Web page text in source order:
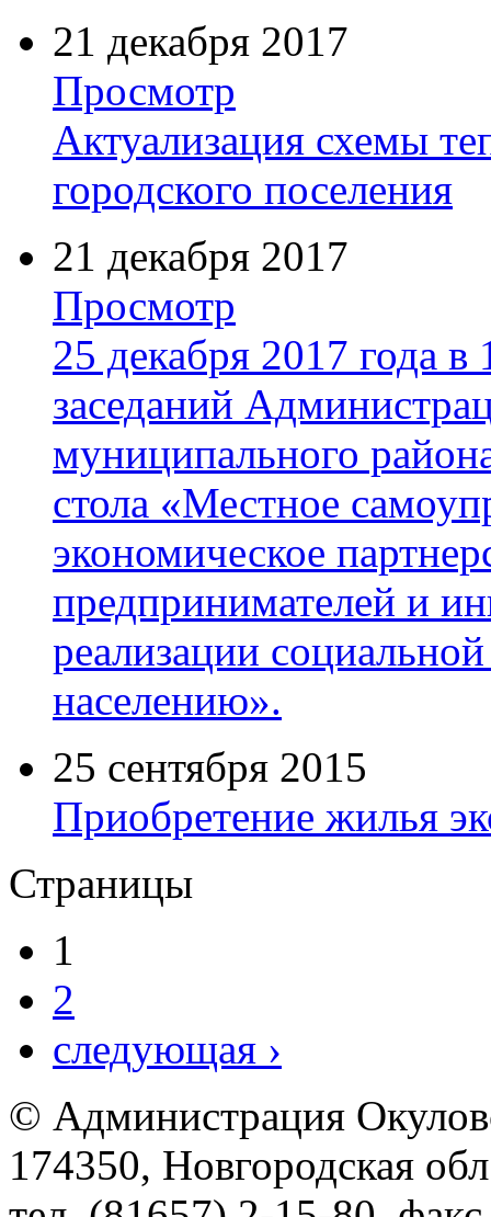
21 декабря 2017
Просмотр
Актуализация схемы
городского поселения
21 декабря 2017
Просмотр
25 декабря 2017 года в
заседаний
муниципального
стола «Местное
экономическое
предпринимателей и
реализации
населению».
25 сентября 2015
Приобретение жилья
Страницы
1
2
следующая ›
© Администрация
174350, Новгородская